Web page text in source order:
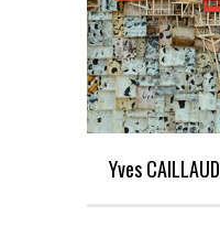
Yves CAILLAUD